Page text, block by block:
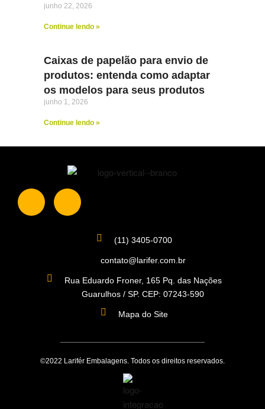
junho 22, 2026
Continue lendo »
Caixas de papelão para envio de
produtos: entenda como adaptar
os modelos para seus produtos
junho 1, 2026
Continue lendo »
(11) 3405-0700
contato@larifer.com.br
Rua Eduardo Froner, 165 Pq. das Nações
Guarulhos / SP. CEP: 07243-590
Mapa do Site
©2022 Larifér Embalagens. Todos os direitos reservados.